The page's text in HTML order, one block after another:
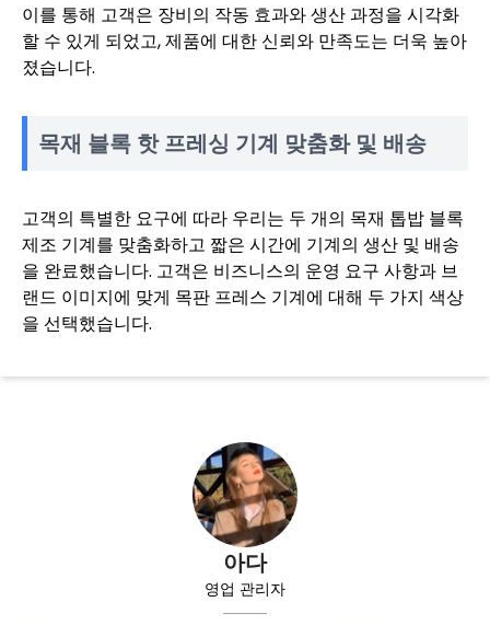
아다
영업 관리자
이를 통해 고객은 장비의 작동 효과와 생산 과정을 시각화
할 수 있게 되었고, 제품에 대한 신뢰와 만족도는 더욱 높아
졌습니다.
목재 블록 핫 프레싱 기계 맞춤화 및 배송
고객의 특별한 요구에 따라 우리는 두 개의 목재 톱밥 블록
제조 기계를 맞춤화하고 짧은 시간에 기계의 생산 및 배송
을 완료했습니다. 고객은 비즈니스의 운영 요구 사항과 브
랜드 이미지에 맞게 목판 프레스 기계에 대해 두 가지 색상
을 선택했습니다.